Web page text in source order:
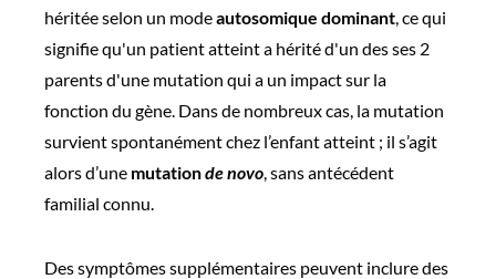
héritée selon un modeautosomique dominant,ce qui
signifie qu'un patient atteint a hérité d'un des ses 2
parents d'une mutation qui a un impact sur la
fonction du gène. Dans de nombreux cas, la mutation
survient spontanément chez l’enfant atteint ; il s’agit
alors d’une mutationde novo, sans antécédent
familial connu.
Des symptômes supplémentaires peuvent inclure des